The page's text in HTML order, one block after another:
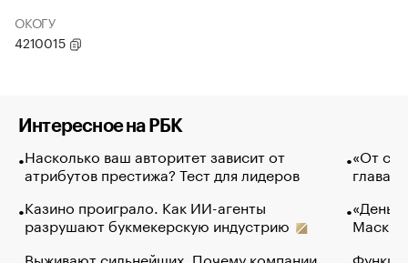
ОКОГУ
4210015
Интересное на РБК
Насколько ваш авторитет зависит от
атрибутов престижа? Тест для лидеров
Казино проиграло. Как ИИ-агенты
разрушают букмекерскую индустрию
Выживают сильнейших. Почему компании
«От
глава
Маск в